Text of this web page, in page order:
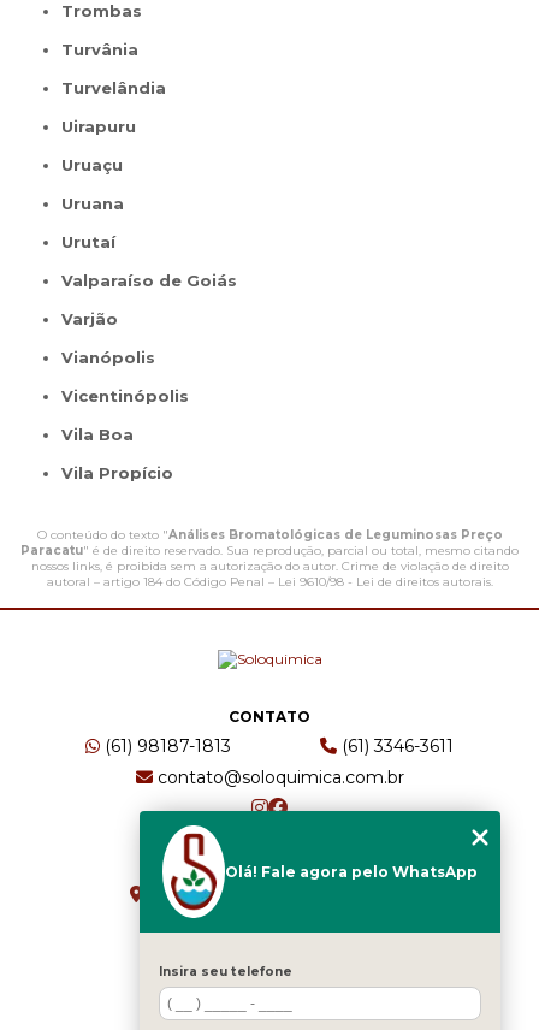
Trombas
Turvânia
Turvelândia
Uirapuru
Uruaçu
Uruana
Urutaí
Valparaíso de Goiás
Varjão
Vianópolis
Vicentinópolis
Vila Boa
Vila Propício
O conteúdo do texto "Análises Bromatológicas de Leguminosas Preço
Paracatu" é de direito reservado. Sua reprodução, parcial ou total, mesmo citando
nossos links, é proibida sem a autorização do autor. Crime de violação de direito
autoral – artigo 184 do Código Penal – Lei 9610/98 - Lei de direitos autorais.
CONTATO
(61) 98187-1813
(61) 3346-3611
contato@soloquimica.com.br
ENDEREÇO
CRS 511 Sul, Bl B, Sl 49 - Asa Sul
Brasília - DF - CEP: 70361-520
HOME
Olá! Fale agora pelo WhatsApp
Insira seu telefone